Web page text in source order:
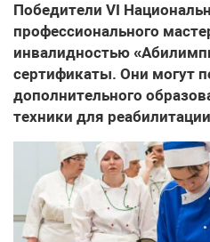
Победители VI
профессионального
инвалидностью
сертификаты. Они могут
дополнительного
техники для